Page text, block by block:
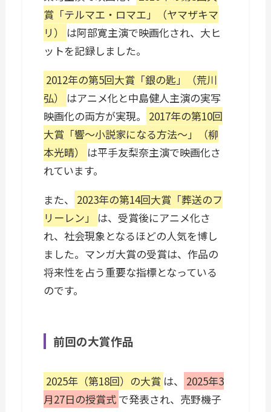
賞「テルマエ・ロマエ」（ヤマザキマ
リ）
は阿部寛主演で映画化され、大ヒ
ットを記録しました。
2012年の第5回大賞「銀の匙」（荒川
弘）
はアニメ化と中島健人主演の実写
映画化の両方が実現。
2017年の第10回
大賞「響〜小説家になる方法〜」（柳
本光晴）
は平手友梨奈主演で映画化さ
れています。
また、
2023年の第14回大賞「葬送のフ
リーレン」
は、受賞後にアニメ化さ
れ、社会現象となるほどの人気を博し
ました。マンガ大賞の受賞は、作品の
将来性を占う重要な指標となっている
のです。
前回の大賞作品
2025年（第18回）の大賞 は、
2025年3
月27日の授賞式 で発表され、売野機子